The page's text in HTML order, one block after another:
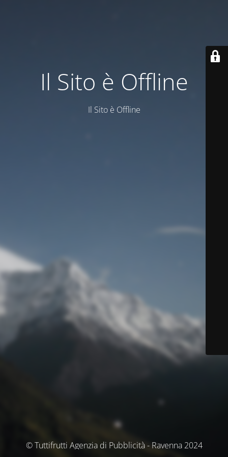
Il Sito è Offline
Il Sito è Offline
© Tuttifrutti Agenzia di Pubblicità - Ravenna 2024